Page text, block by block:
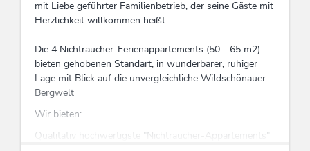
mit Liebe geführter Familienbetrieb, der seine Gäste mit
Herzlichkeit willkommen heißt.
Die 4 Nichtraucher-Ferienappartements (50 - 65 m2) -
bieten gehobenen Standart, in wunderbarer, ruhiger
Lage mit Blick auf die unvergleichliche Wildschönauer
Bergwelt
Wir bieten:
Qualitativ hochwertigste "Nichtraucher-Appartements"